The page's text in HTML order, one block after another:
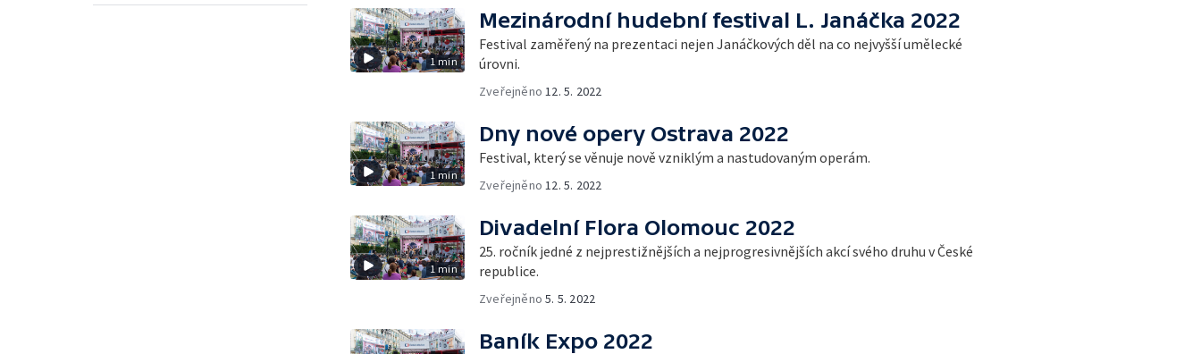
1 min
Mezinárodní hudební festival L. Janáčka 2022
Festival zaměřený na prezentaci nejen Janáčkových děl na co nejvyšší umělecké
úrovni.
Zveřejněno 12. 5. 2022
1 min
Dny nové opery Ostrava 2022
Festival, který se věnuje nově vzniklým a nastudovaným operám.
Zveřejněno 12. 5. 2022
1 min
Divadelní Flora Olomouc 2022
25. ročník jedné z nejprestižnějších a nejprogresivnějších akcí svého druhu v České
republice.
Zveřejněno5. 5. 2022
Baník Expo 2022